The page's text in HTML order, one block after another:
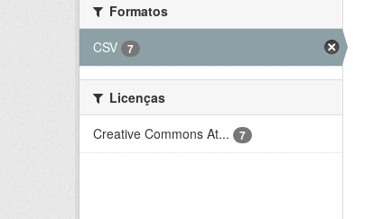
Formatos
CSV
7
Licenças
Creative Commons At...
7